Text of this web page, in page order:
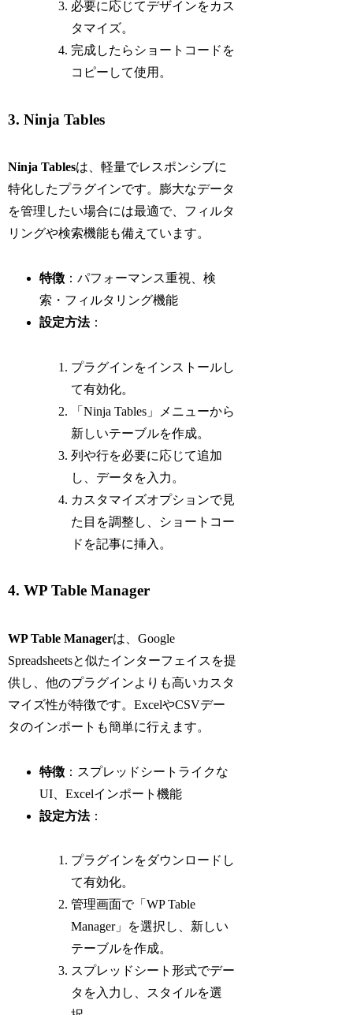
必要に応じてデザインをカス
タマイズ。
完成したらショートコードを
コピーして使用。
3. Ninja Tables
Ninja Tablesは、軽量でレスポンシブに
特化したプラグインです。膨大なデータ
を管理したい場合には最適で、フィルタ
リングや検索機能も備えています。
特徴 ：パフォーマンス重視、検
索・フィルタリング機能
設定方法：
プラグインをインストールし
て有効化。
「Ninja Tables」メニューから
新しいテーブルを作成。
列や行を必要に応じて追加
し、データを入力。
カスタマイズオプションで見
た目を調整し、ショートコー
ドを記事に挿入。
4. WP Table Manager
WP Table Managerは、Google
Spreadsheetsと似たインターフェイスを提
供し、他のプラグインよりも高いカスタ
マイズ性が特徴です。ExcelやCSVデー
タのインポートも簡単に行えます。
特徴 ：スプレッドシートライクな
UI、Excelインポート機能
設定方法：
プラグインをダウンロードし
て有効化。
管理画面で「WP Table
Manager」を選択し、新しい
テーブルを作成。
スプレッドシート形式でデー
タを入力し、スタイルを選